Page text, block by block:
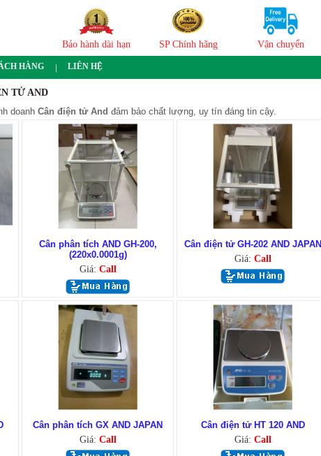
Bảo hành dài hạn SP Chính hãng Vận chuyển
HÀNG LIÊN HỆ
TỬ AND
doanh Cân điện tử And đảm bảo chất lượng, uy tín đáng tin cậy.
Cân phân tích AND GH-200,
(220x0.0001g)
Giá: Call
Cân điện tử GH-202 AND JAPAN
Giá: Call
Cân phân tích GX AND JAPAN
Giá: Call
Cân điện tử HT 120 AND
Giá: Call